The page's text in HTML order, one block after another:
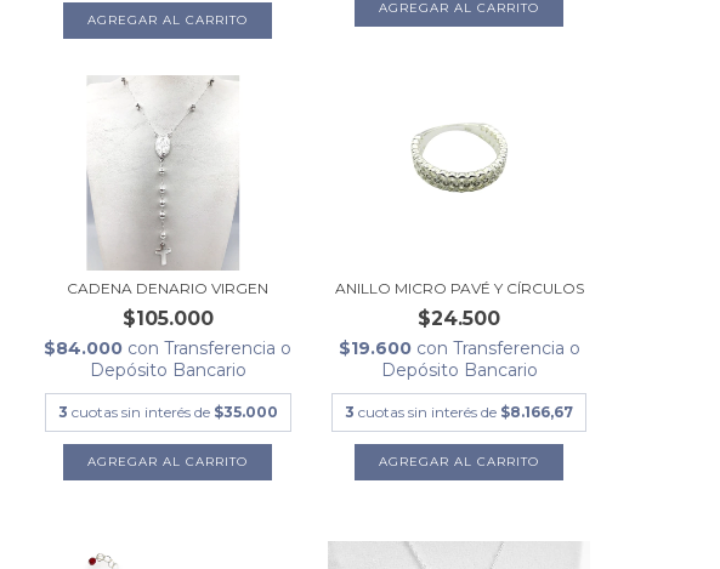
AGREGAR AL CARRITO
CADENA DENARIO VIRGEN
$105.000
$84.000 con Transferencia o
Depósito Bancario
3 cuotas sin interés de $35.000
ANILLO MICRO PAVÉ Y CÍRCULOS
$24.500
$19.600 con Transferencia o
Depósito Bancario
3 cuotas sin interés de $8.166,67
AGREGAR AL CARRITO